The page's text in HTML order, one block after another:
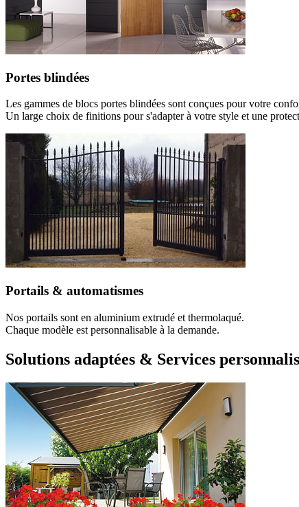
Portes blindées
Les gammes de blocs portes blindées sont conçues pour votre
Un large choix de finitions pour s'adapter à votre style et une
Portails & automatismes
Nos portails sont en aluminium extrudé et thermolaqué.
Chaque modèle est personnalisable à la demande.
Solutions adaptées & Services